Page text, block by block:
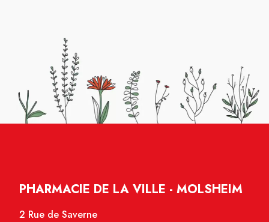
PHARMACIE DE LA VILLE - MOLSHEIM
2 Rue de Saverne